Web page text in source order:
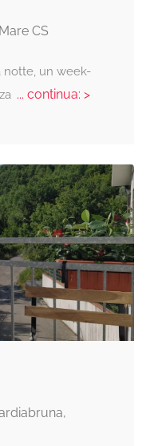
CS
notte, un week-
... continua: >